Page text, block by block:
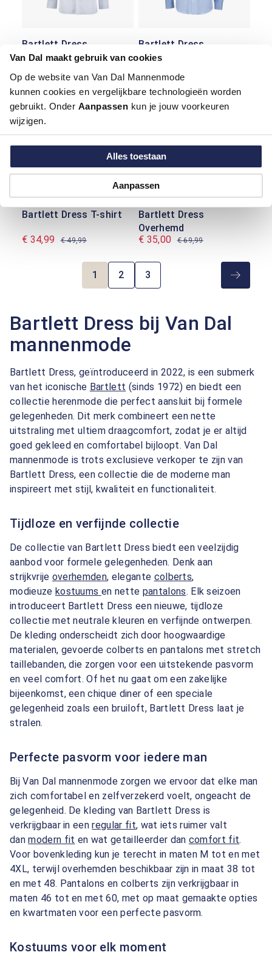
Van Dal maakt gebruik van cookies
Op de website van Van Dal Mannenmode
kunnen cookies en vergelijkbare technologieën worden
gebruikt. Onder Aanpassen kun je jouw voorkeuren
wijzigen.
Alles toestaan
Aanpassen
Bartlett Dress
Overhemd
Bartlett Dress
Overhemd
-30%
Bartlett Dress T-shirt
€ 34,99 € 49,99
-50%
Bartlett Dress
Overhemd
€ 35,00
€ 69,99
Pagina
1
Pagina
2
Pagina
3
Bartlett Dress bij Van Dal
mannenmode
Bartlett Dress, geïntroduceerd in 2022, is een submerk
van het iconische Bartlett (sinds 1972) en biedt een
collectie herenmode die perfect aansluit bij formele
gelegenheden. Dit merk combineert een nette
uitstraling met ultiem draagcomfort, zodat je er altijd
goed gekleed en comfortabel bijloopt. Van Dal
mannenmode is trots exclusieve verkoper te zijn van
Bartlett Dress, een collectie die de moderne man
inspireert met stijl, kwaliteit en functionaliteit.
Tijdloze en verfijnde collectie
De collectie van Bartlett Dress biedt een veelzijdig
aanbod voor formele gelegenheden. Denk aan
strijkvrije overhemden, elegante colberts,
modieuze kostuums en nette pantalons. Elk seizoen
introduceert Bartlett Dress een nieuwe, tijdloze
collectie met neutrale kleuren en verfijnde ontwerpen.
De kleding onderscheidt zich door hoogwaardige
materialen, gevoerde colberts en pantalons met stretch
taillebanden, die zorgen voor een uitstekende pasvorm
en veel comfort. Of het nu gaat om een zakelijke
bijeenkomst, een chique diner of een speciale
gelegenheid zoals een bruiloft, Bartlett Dress laat je
stralen.
Perfecte pasvorm voor iedere man
Bij Van Dal mannenmode zorgen we ervoor dat elke man
zich comfortabel en zelfverzekerd voelt, ongeacht de
gelegenheid. De kleding van Bartlett Dress is
verkrijgbaar in eenregular fit, wat iets ruimer valt
danmodern fit en wat getailleerder dan comfort fit.
Voor bovenkleding kun je terecht in maten M tot en met
4XL, terwijl overhemden beschikbaar zijn in maat 38 tot
en met 48. Pantalons en colberts zijn verkrijgbaar in
maten 46 tot en met 60, met op maat gemaakte opties
en kwartmaten voor een perfecte pasvorm.
Kostuums voor elk moment